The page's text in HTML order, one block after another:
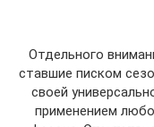
Отдельного
ставшие писком
своей
применением